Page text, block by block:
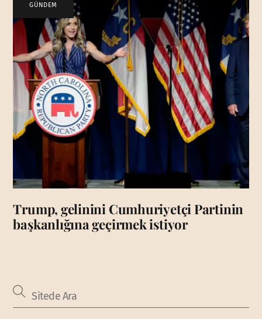
GÜNDEM
Trump, gelinini Cumhuriyetçi Partinin
başkanlığına geçirmek istiyor